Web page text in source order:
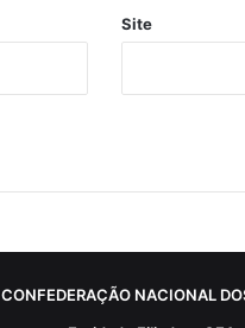
Site
CONFEDERAÇÃO NACIONAL